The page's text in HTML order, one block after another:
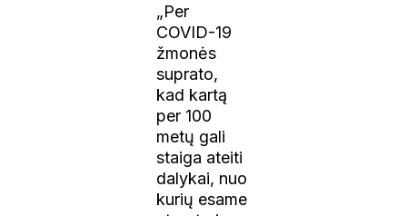
„Per
COVID-19
žmonės
suprato,
kad kartą
per 100
metų gali
staiga ateiti
dalykai, nuo
kurių esame